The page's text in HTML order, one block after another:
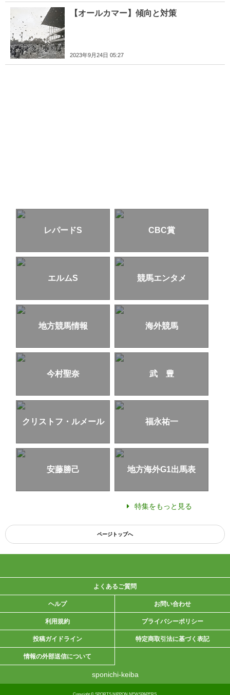
【オールカマー】傾向と対策
2023年9月24日 05:27
レパードS CBC賞
エルムS 競馬エンタメ
地方競馬情報 海外競馬
今村聖奈 武 豊
クリストフ・ルメール 福永祐一
安藤勝己 地方海外G1出馬表
特集をもっと見る
ページトップへ
よくあるご質問
ヘルプ お問い合わせ
利用規約 プライバシーポリシー
投稿ガイドライン 特定商取引法に基づく表記
情報の外部送信について
sponichi-keiba